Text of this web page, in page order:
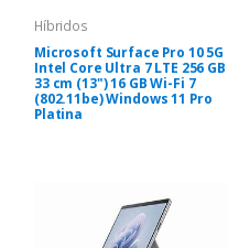
Híbridos
Microsoft Surface Pro 10 5G
Intel Core Ultra 7 LTE 256 GB
33 cm (13") 16 GB Wi-Fi 7
(802.11be) Windows 11 Pro
Platina